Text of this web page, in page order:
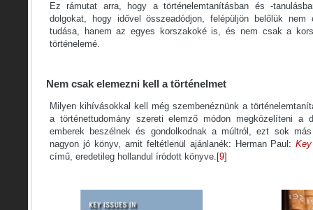
Ez rámutat arra, hogy a történelemtanításban és -
dolgokat, hogy idővel összeadódjon, felépüljön belőlük
tudása, hanem az egyes korszakoké is, és nem csak a
történelemé.
Nem csak elemezni kell a történelmet
Milyen kihívásokkal kell még szembenéznünk a
a történettudomány szereti elemző módon megközelíteni a
emberek beszélnek és gondolkodnak a múltról, ezt sok
nagyon jó könyv, amit feltétlenül ajánlanék: Herman Paul:
című, eredetileg hollandul íródott könyve. [9]